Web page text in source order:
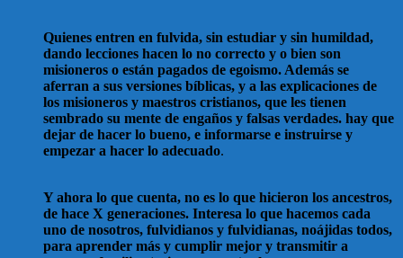
Quienes entren en fulvida, sin estudiar y sin humildad,
dando lecciones hacen lo no correcto y o bien son
misioneros o están pagados de egoismo. Además se
aferran a sus versiones bíblicas, y a las explicaciones de
los misioneros y maestros cristianos, que les tienen
sembrado su mente de engaños y falsas verdades. hay que
dejar de hacer lo bueno, e informarse e instruirse y
empezar a hacer lo adecuado.
Y ahora lo que cuenta, no es lo que hicieron los ancestros,
de hace X generaciones. Interesa lo que hacemos cada
uno de nosotros, fulvidianos y fulvidianas, noájidas todos,
para aprender más y cumplir mejor y transmitir a